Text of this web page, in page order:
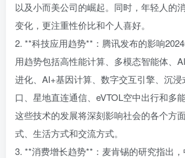
以及小而美公司的崛起。同时，年轻人的
变化，更注重性价比和个人喜好。
2. **科技应用趋势**：腾讯发布的影响
用趋势包括高性能计算、多模态智能体、
进化、AI+基因计算、数字交互引擎、沉
口、星地直连通信、eVTOL空中出行和多
这些技术的发展将深刻影响社会的各个方
式、生活方式和交流方式。
3. **消费增长趋势**：麦肯锡的研究指出